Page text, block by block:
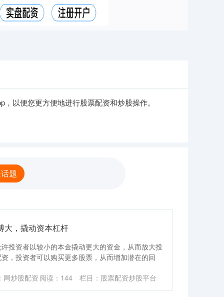
以便您更方便地进行股票配资和炒股操作。
题
大，撬动资本杠杆
投资者以较小的本金撬动更大的资金，从而放大投
，投资者可以购买更多股票，从而增加潜在的回
网炒股配资 阅读： 144 栏目： 股票配资炒股平台